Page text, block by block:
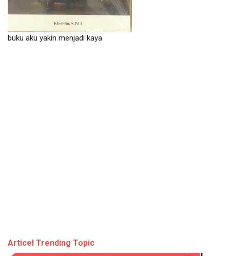
buku aku yakin menjadi kaya
Articel Trending Topic